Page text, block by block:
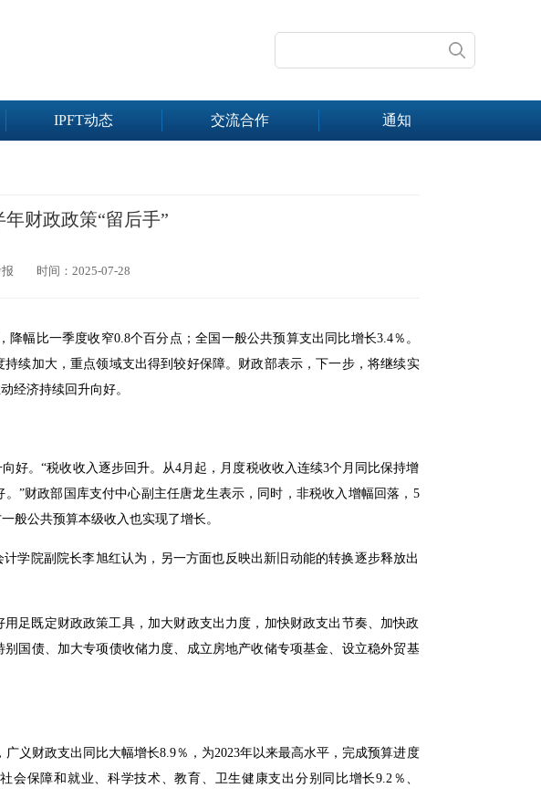
IPFT动态 交流合作 通知
财政政策“留后手”
时间：2025-07-28
幅比一季度收窄0.8个百分点；全国一般公共预算支出同比增长3.4％。
续加大，重点领域支出得到较好保障。财政部表示，下一步，将继续实
经济持续回升向好。
好。“税收收入逐步回升。从4月起，月度税收收入连续3个月同比保持增
”财政部国库支付中心副主任唐龙生表示，同时，非税收入增幅回落，5
般公共预算本级收入也实现了增长。
学院副院长李旭红认为，另一方面也反映出新旧动能的转换逐步释放出
足既定财政政策工具，加大财政支出力度，加快财政支出节奏、加快政
国债、加大专项债收储力度、成立房地产收储专项基金、设立稳外贸基
义财政支出同比大幅增长8.9％，为2023年以来最高水平，完成预算进度
保障和就业、科学技术、教育、卫生健康支出分别同比增长9.2％、